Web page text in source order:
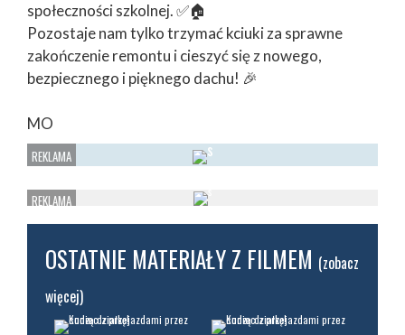
społeczności szkolnej. ✅🏠
Pozostaje nam tylko trzymać kciuki za sprawne
zakończenie remontu i cieszyć się z nowego,
bezpiecznego i pięknego dachu! 🎉
MO
OSTATNIE MATERIAŁY Z FILMEM (zobacz
więcej)